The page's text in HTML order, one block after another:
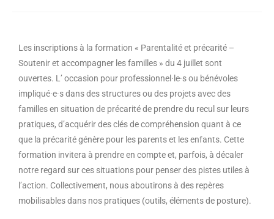
Les inscriptions à la formation « Parentalité et précarité –
Soutenir et accompagner les familles » du 4 juillet sont
ouvertes. L’ occasion pour professionnel·le·s ou bénévoles
impliqué·e·s dans des structures ou des projets avec des
familles en situation de précarité de prendre du recul sur leurs
pratiques, d’acquérir des clés de compréhension quant à ce
que la précarité génère pour les parents et les enfants. Cette
formation invitera à prendre en compte et, parfois, à décaler
notre regard sur ces situations pour penser des pistes utiles à
l’action. Collectivement, nous aboutirons à des repères
mobilisables dans nos pratiques (outils, éléments de posture).